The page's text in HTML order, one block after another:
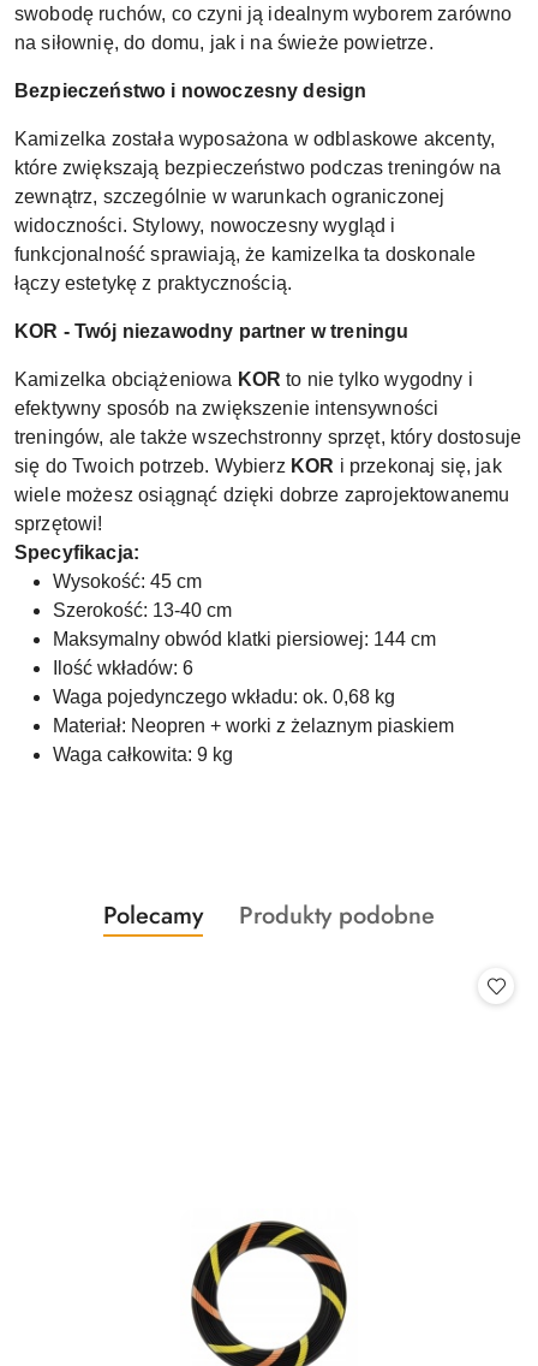
swobodę ruchów, co czyni ją idealnym wyborem zarówno
na siłownię, do domu, jak i na świeże powietrze.
Bezpieczeństwo i nowoczesny design
Kamizelka została wyposażona w odblaskowe akcenty,
które zwiększają bezpieczeństwo podczas treningów na
zewnątrz, szczególnie w warunkach ograniczonej
widoczności. Stylowy, nowoczesny wygląd i
funkcjonalność sprawiają, że kamizelka ta doskonale
łączy estetykę z praktycznością.
KOR - Twój niezawodny partner w treningu
Kamizelka obciążeniowa KOR to nie tylko wygodny i
efektywny sposób na zwiększenie intensywności
treningów, ale także wszechstronny sprzęt, który dostosuje
się do Twoich potrzeb. Wybierz KOR i przekonaj się, jak
wiele możesz osiągnąć dzięki dobrze zaprojektowanemu
sprzętowi!
Specyfikacja:
Wysokość: 45 cm
Szerokość: 13-40 cm
Maksymalny obwód klatki piersiowej: 144 cm
Ilość wkładów: 6
Waga pojedynczego wkładu: ok. 0,68 kg
Materiał: Neopren + worki z żelaznym piaskiem
Waga całkowita: 9 kg
Pomiń karuzelę produktów
Produkty
o
Polecamy
Produkty
Produkty podobne